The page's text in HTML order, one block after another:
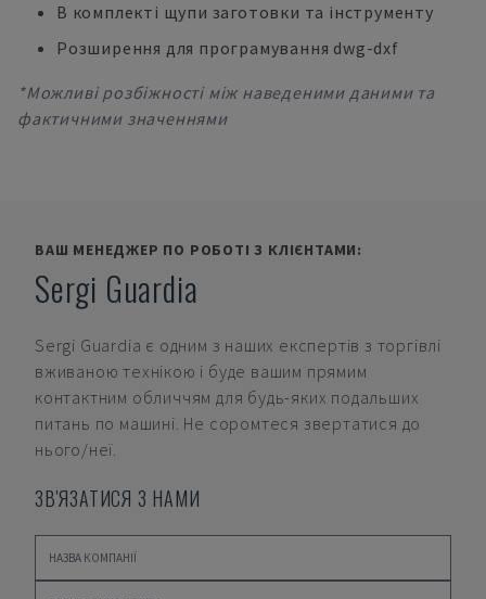
В комплекті щупи заготовки та інструменту
Розширення для програмування dwg-dxf
*Можливі розбіжності між наведеними даними та
фактичними значеннями
ВАШ МЕНЕДЖЕР ПО РОБОТІ З КЛІЄНТАМИ:
Sergi Guardia
Sergi Guardia є одним з наших експертів з торгівлі
вживаною технікою і буде вашим прямим
контактним обличчям для будь-яких подальших
питань по машині. Не соромтеся звертатися до
нього/неї.
ЗВ'ЯЗАТИСЯ З НАМИ